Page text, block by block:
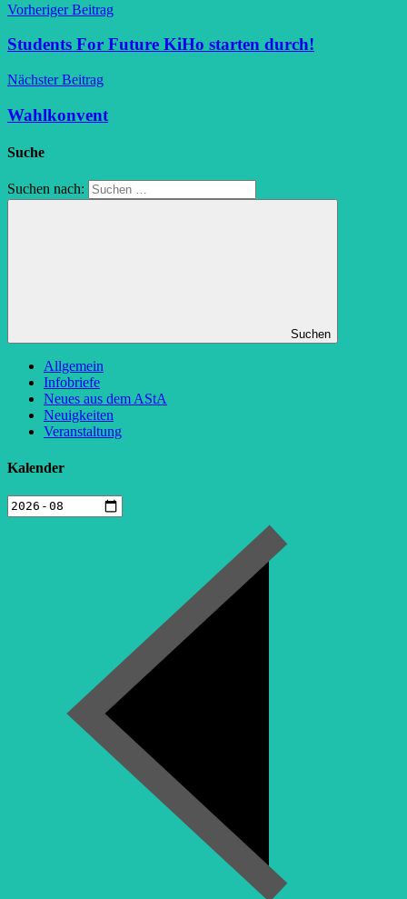
Vorheriger Beitrag
Students For Future KiHo starten durch!
Nächster Beitrag
Wahlkonvent
Suche
Suchen nach:
Suchen
Allgemein
Infobriefe
Neues aus dem AStA
Neuigkeiten
Veranstaltung
Kalender